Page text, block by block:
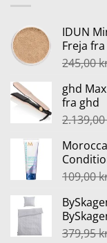
IDUN
Freja
245,00
ghd
fra ghd
2.139,00
109,00
379,95